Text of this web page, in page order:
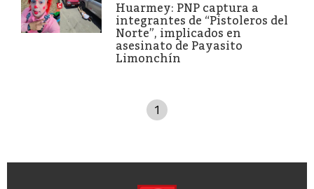
Huarmey: PNP captura a
integrantes de “Pistoleros del
Norte”, implicados en
asesinato de Payasito
Limonchín
1